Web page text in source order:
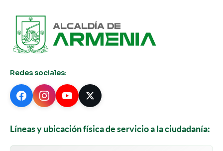
Redes sociales:
Líneas y ubicación física de servicio a la ciudadanía: